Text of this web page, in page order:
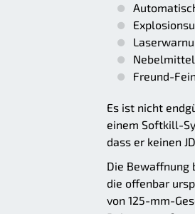
Freund-
Es ist nicht
einem Softkill-
dass er keinen
Die Bewaffnung
die offenbar
von 125-mm-